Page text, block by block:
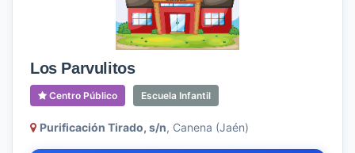
Los Parvulitos
Centro Público Escuela Infantil
Purificación Tirado, s/n, Canena (Jaén)